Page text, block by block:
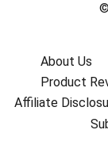
About Us
Product
Affiliate